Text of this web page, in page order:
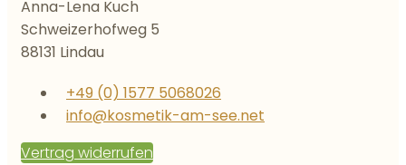
Anna-Lena Kuch
Schweizerhofweg 5
88131 Lindau
+49 (0) 1577 5068026
info@kosmetik-am-see.net
Vertrag widerrufen